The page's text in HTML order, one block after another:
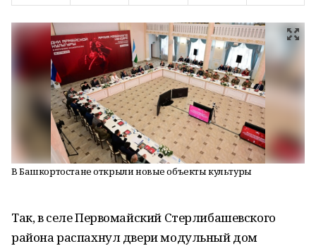
В Башкортостане открыли новые объекты культуры
Так, в селе Первомайский Стерлибашевского
района распахнул двери модульный дом